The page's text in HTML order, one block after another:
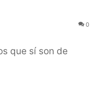
0
que sí son de